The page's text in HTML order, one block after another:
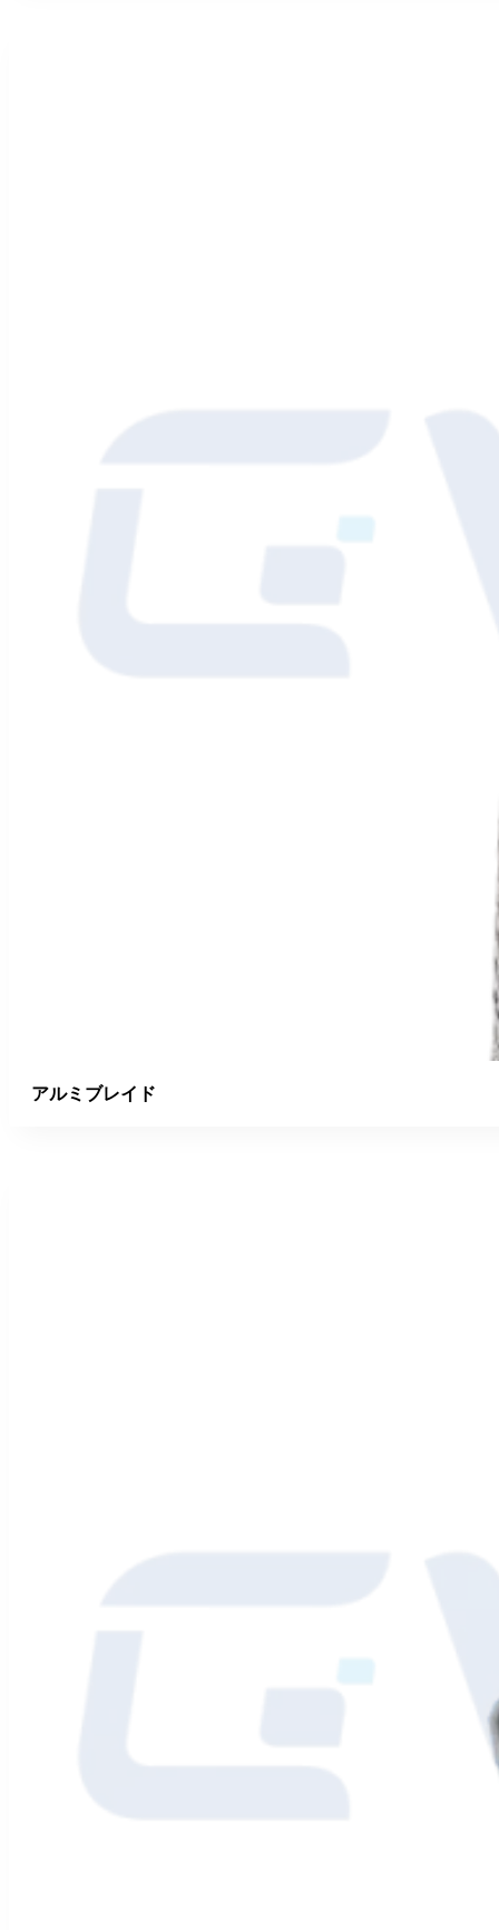
アルミブレイド